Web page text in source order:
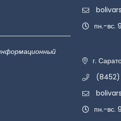
пн.-вс.
г.
(8452)
пн.-вс.